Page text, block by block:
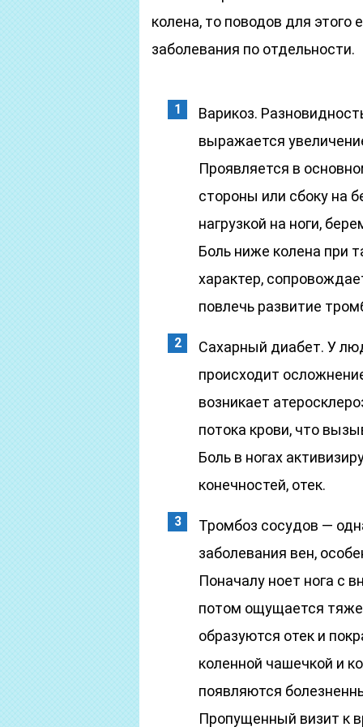
колена, то поводов для
заболевания по отдельности.
Варикоз.
выражается
Проявляется в
стороны или сбоку на
нагрузкой на ноги,
Боль ниже колена при
характер,
повлечь развитие
Сахарный диабет. У
происходит
возникает
потока крови, что
Боль в ногах
конечностей, отек.
Тромбоз сосудов —
заболевания вен,
Поначалу ноет нога с
потом ощущается
образуются отек и
коленной чашечкой и
появляются
Пропущенный визит к